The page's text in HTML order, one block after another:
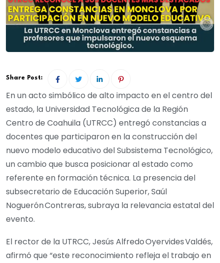
Share Post:
En un acto simbólico de alto impacto en el centro del
estado, la Universidad Tecnológica de la Región
Centro de Coahuila (UTRCC) entregó constancias a
docentes que participaron en la construcción del
nuevo modelo educativo del Subsistema Tecnológico,
un cambio que busca posicionar al estado como
referente en formación técnica. La presencia del
subsecretario de Educación Superior, ‎Saúl
Noguerón Contreras, subraya la relevancia estatal del
evento.
El rector de la UTRCC, ‎Jesús Alfredo Oyervides Valdés,
afirmó que “este reconocimiento refleja el trabajo en